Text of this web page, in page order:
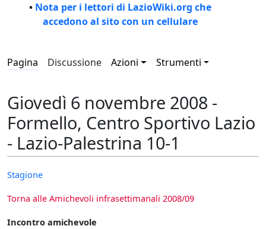
• Nota per i lettori di LazioWiki.org che
accedono al sito con un cellulare
Pagina Discussione Azioni Strumenti
Giovedì 6 novembre 2008 -
Formello, Centro Sportivo Lazio
- Lazio-Palestrina 10-1
Stagione
Torna alle Amichevoli infrasettimanali 2008/09
Incontro amichevole